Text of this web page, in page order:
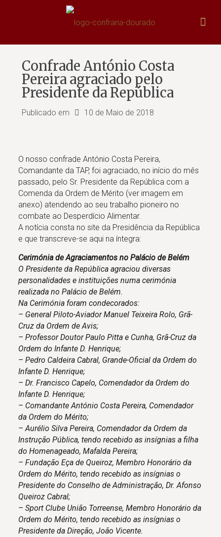
Confrade António Costa
Pereira agraciado pelo
Presidente da República
Publicado em 10 de Maio de 2018
O nosso confrade António Costa Pereira,
Comandante da TAP, foi agraciado, no início do mês
passado, pelo Sr. Presidente da República com a
Comenda da Ordem de Mérito (ver imagem em
anexo) atendendo ao seu trabalho pioneiro no
combate ao Desperdício Alimentar.
A notícia consta no site da Presidência da República
e que transcreve-se aqui na íntegra:
Cerimónia de Agraciamentos no Palácio de Belém
O Presidente da República agraciou diversas
personalidades e instituições numa cerimónia
realizada no Palácio de Belém.
Na Cerimónia foram condecorados:
– General Piloto-Aviador Manuel Teixeira Rolo, Grã-
Cruz da Ordem de Avis;
– Professor Doutor Paulo Pitta e Cunha, Grã-Cruz da
Ordem do Infante D. Henrique;
– Pedro Caldeira Cabral, Grande-Oficial da Ordem do
Infante D. Henrique;
– Dr. Francisco Capelo, Comendador da Ordem do
Infante D. Henrique;
– Comandante António Costa Pereira, Comendador
da Ordem do Mérito;
– Aurélio Silva Pereira, Comendador da Ordem da
Instrução Pública, tendo recebido as insígnias a filha
do Homenageado, Mafalda Pereira;
– Fundação Eça de Queiroz, Membro Honorário da
Ordem do Mérito, tendo recebido as insígnias o
Presidente do Conselho de Administração, Dr. Afonso
Queiroz Cabral;
– Sport Clube União Torreense, Membro Honorário da
Ordem do Mérito, tendo recebido as insígnias o
Presidente da Direção, João Vicente.